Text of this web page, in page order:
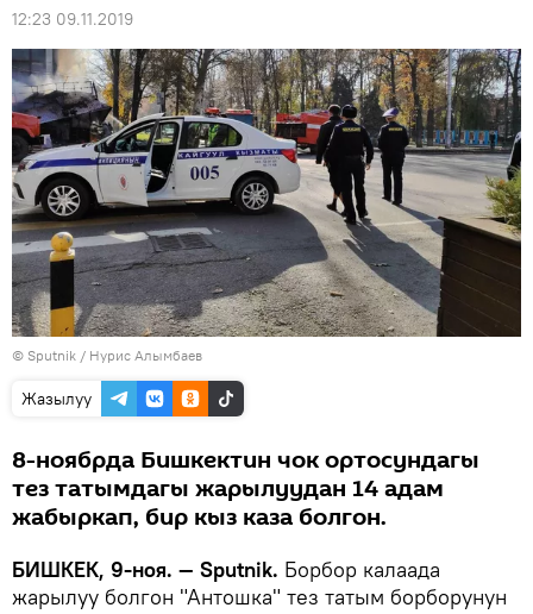
12:23 09.11.2019
© Sputnik / Нурис Алымбаев
Жазылуу
8-ноябрда Бишкектин чок ортосундагы
тез татымдагы жарылуудан 14 адам
жабыркап, бир кыз каза болгон.
БИШКЕК, 9-ноя. — Sputnik. Борбор калаада
жарылуу болгон "Антошка" тез татым борборунун